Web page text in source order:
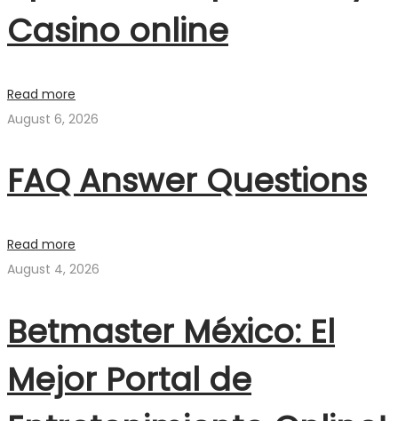
Casino online
Read more
August 6, 2026
FAQ Answer Questions
Read more
August 4, 2026
Betmaster México: El
Mejor Portal de